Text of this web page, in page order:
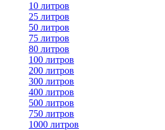
10 литров
25 литров
50 литров
75 литров
80 литров
100 литров
200 литров
300 литров
400 литров
500 литров
750 литров
1000 литров